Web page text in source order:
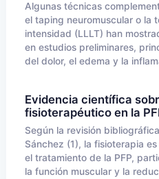
Algunas técnicas
el taping neuromuscular o la
intensidad (LLLT) han
en estudios preliminares,
del dolor, el edema y la
Evidencia científica
fisioterapéutico en la
Según la revisión
Sánchez (1), la fisioterapia
el tratamiento de la PFP,
la función muscular y la